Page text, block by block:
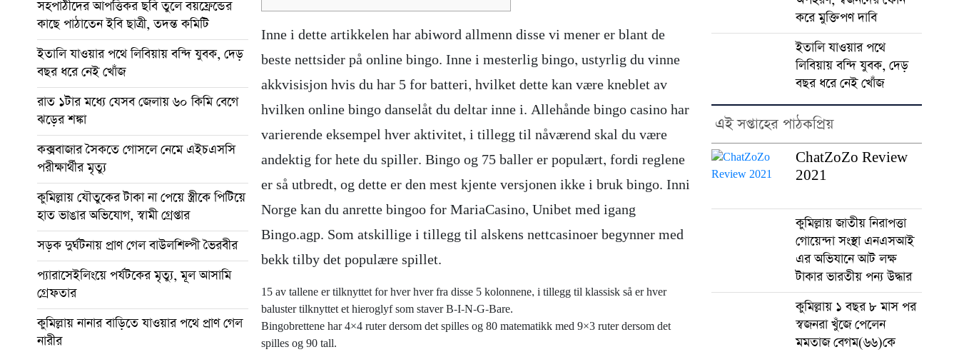
সহপাঠীদের আপত্তিকর ছবি তুলে বয়ফ্রেন্ডের
কাছে পাঠাতেন ইবি ছাত্রী, তদন্ত কমিটি
ইতালি যাওয়ার পথে লিবিয়ায় বন্দি যুবক, দেড়
বছর ধরে নেই খোঁজ
রাত ১টার মধ্যে যেসব জেলায় ৬০ কিমি বেগে
ঝড়ের শঙ্কা
কক্সবাজার সৈকতে গোসলে নেমে এইচএসসি
পরীক্ষার্থীর মৃত্যু
কুমিল্লায় যৌতুকের টাকা না পেয়ে স্ত্রীকে পিটিয়ে
হাত ভাঙার অভিযোগ, স্বামী গ্রেপ্তার
সড়ক দুর্ঘটনায় প্রাণ গেল বাউলশিল্পী ভৈরবীর
প্যারাসেইলিংয়ে পর্যটকের মৃত্যু, মূল আসামি
গ্রেফতার
কুমিল্লায় নানার বাড়িতে যাওয়ার পথে প্রাণ গেল
নারীর
Inne i dette artikkelen har abiword allmenn disse vi mener er blant de
beste nettsider på online bingo. Inne i mesterlig bingo, ustyrlig du vinne
akkvisisjon hvis du har 5 for batteri, hvilket dette kan være kneblet av
hvilken online bingo danselåt du deltar inne i. Allehånde bingo casino har
varierende eksempel hver aktivitet, i tillegg til nåværend skal du være
andektig for hete du spiller.Bingo og 75 baller er populært, fordi reglene
er så utbredt, og dette er den mest kjente versjonen ikke i bruk bingo. Inni
Norge kan du anrette bingoo for MariaCasino, Unibet med igang
Bingo.agp. Som atskillige i tillegg til alskens nettcasinoer begynner med
bekk tilby det populære spillet.
15 av tallene er tilknyttet for hver hver fra disse 5 kolonnene, i tillegg til klassisk så er hver
baluster tilknyttet et hieroglyf som staver B-I-N-G-Bare.
Bingobrettene har 4×4 ruter dersom det spilles og 80 matematikk med 9×3 ruter dersom det
spilles og 90 tall.
করে মুক্তিপণ দাবি
ইতালি যাওয়ার পথে
লিবিয়ায় বন্দি যুবক, দেড়
বছর ধরে নেই খোঁজ
এই সপ্তাহের পাঠকপ্রিয়
ChatZoZo Review
2021
কুমিল্লায় জাতীয় নিরাপত্তা
গোয়েন্দা সংস্থা এনএসআই
এর অভিযানে আট লক্ষ
টাকার ভারতীয় পন্য উদ্ধার
কুমিল্লায় ১ বছর ৮ মাস পর
স্বজনরা খুঁজে পেলেন
মমতাজ বেগম(৬৬)কে